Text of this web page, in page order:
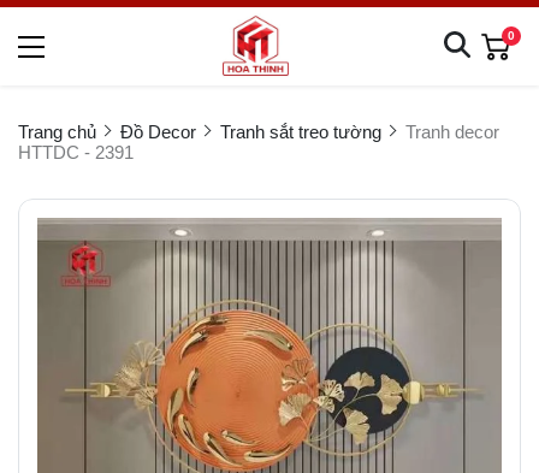
0
Trang chủ Đồ Decor Tranh sắt treo tường
Tranh decor
HTTDC - 2391